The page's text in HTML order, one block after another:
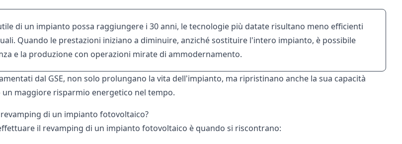
di un impianto possa raggiungere i 30 anni, le tecnologie più datate risultano meno efficienti
Quando le prestazioni iniziano a diminuire, anziché sostituire l'intero impianto, è possibile
e la produzione con operazioni mirate di ammodernamento.
dal GSE, non solo prolungano la vita dell'impianto, ma ripristinano anche la sua capacità
maggiore risparmio energetico nel tempo.
di un impianto fotovoltaico?
il revamping di un impianto fotovoltaico è quando si riscontrano: